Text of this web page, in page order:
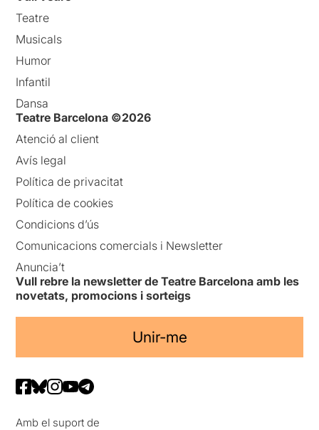
Teatre
Musicals
Humor
Infantil
Dansa
Teatre Barcelona ©2026
Atenció al client
Avís legal
Política de privacitat
Política de cookies
Condicions d’ús
Comunicacions comercials i Newsletter
Anuncia’t
Vull rebre la newsletter de Teatre Barcelona amb les
novetats, promocions i sorteigs
Unir-me
Amb el suport de